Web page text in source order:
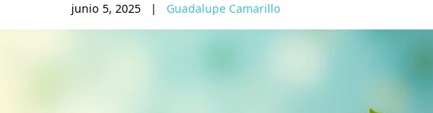
junio 5, 2025 | Guadalupe Camarillo